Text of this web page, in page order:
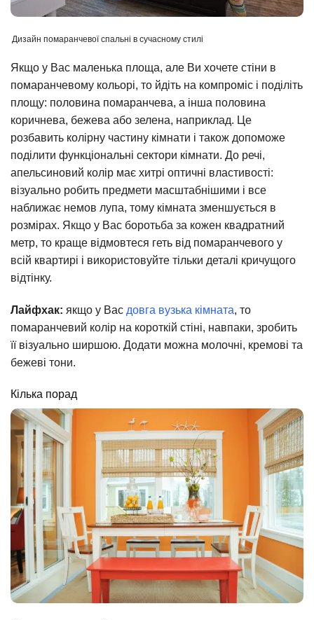
Дизайн помаранчевої спальні в сучасному стилі
Якщо у Вас маленька площа, але Ви хочете стіни в
помаранчевому кольорі, то йдіть на компроміс і поділіть
площу: половина помаранчева, а інша половина
коричнева, бежева або зелена, наприклад. Це
розбавить колірну частину кімнати і також допоможе
поділити функціональні сектори кімнати. До речі,
апельсиновий колір має хитрі оптичні властивості:
візуально робить предмети масштабнішими і все
наближає немов лупа, тому кімната зменшується в
розмірах. Якщо у Вас боротьба за кожен квадратний
метр, то краще відмовтеся геть від помаранчевого у
всій квартирі і використовуйте тільки деталі кричущого
відтінку.
Лайфхак: якщо у Вас довга вузька кімната, то
помаранчевий колір на короткій стіні, навпаки, зробить
її візуально ширшою. Додати можна молочні, кремові та
бежеві тони.
Кілька порад